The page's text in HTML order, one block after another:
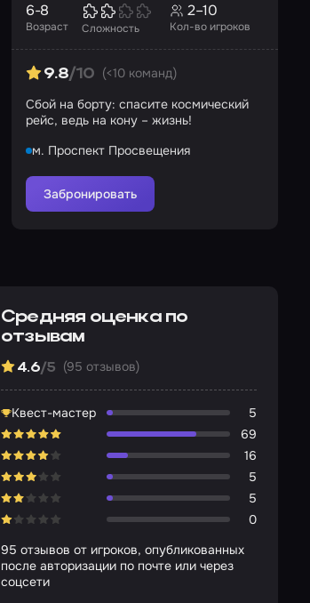
Возраст
6-8
Сложность Кол-во игроков
2–10
9.8/10 (<10 команд)
Сбой на борту: спасите космический
рейс, ведь на кону – жизнь!
м. Проспект Просвещения
Забронировать
Средняя оценка по
отзывам
4.6/5 (95 отзывов)
Квест-мастер
5
69
16
5
5
0
95 отзывов от игроков, опубликованных
после авторизации по почте или через
соцсети